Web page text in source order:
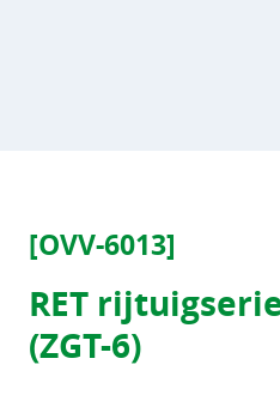
[OVV-6013]
RET
(ZGT-6)